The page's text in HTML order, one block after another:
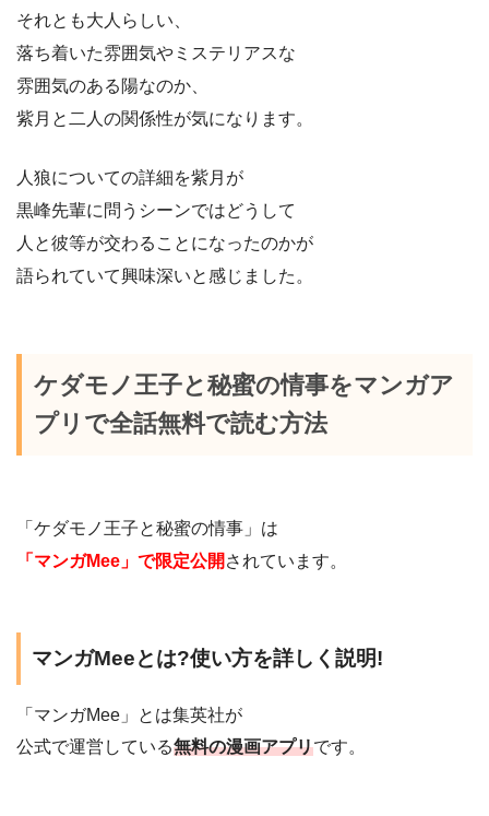
それとも大人らしい、
落ち着いた雰囲気やミステリアスな
雰囲気のある陽なのか、
紫月と二人の関係性が気になります。
人狼についての詳細を紫月が
黒峰先輩に問うシーンではどうして
人と彼等が交わることになったのかが
語られていて興味深いと感じました。
ケダモノ王子と秘蜜の情事をマンガア
プリで全話無料で読む方法
「ケダモノ王子と秘蜜の情事」は
「マンガMee」で限定公開 されています。
マンガMeeとは?使い方を詳しく説明!
「マンガMee」とは集英社が
公式で運営している無料の漫画アプリです。